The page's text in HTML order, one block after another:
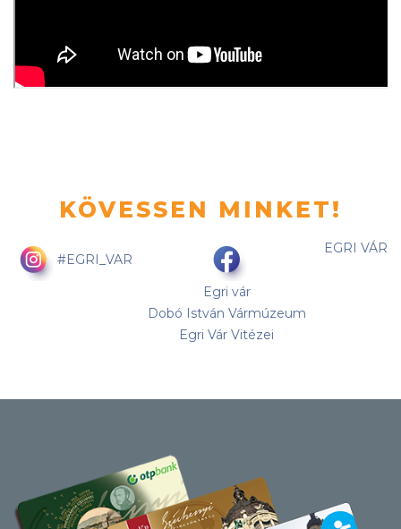
KÖVESSEN MINKET!
#EGRI_VAR
Egri vár
Dobó István Vármúzeum
Egri Vár Vitézei
EGRI VÁR